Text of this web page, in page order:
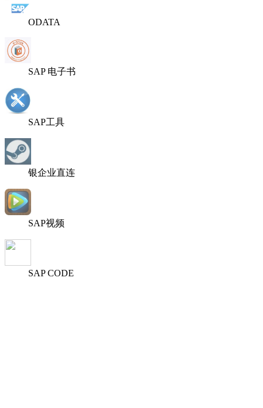
ODATA
SAP 电子书
SAP工具
银企业直连
SAP视频
SAP CODE